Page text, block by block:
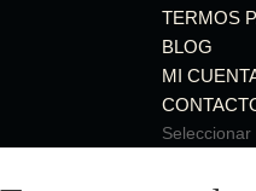
TERMOS
BLOG
MI
Seleccionar